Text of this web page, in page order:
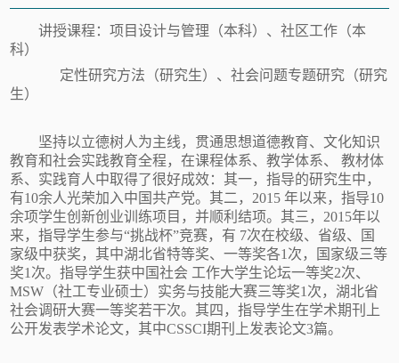
讲授课程：项目设计与管理（本科） 、社区工作（本
科）
定性研究方法（研究生） 、社会问题专题研究（研究
生）
坚持以立德树人为主线，贯通思想道德教育、文化知识
教育和社会实践教育全程，在课程体系、教学体系、
教材体
系、实践育人中取得了很好成效：其一，指导的研究生中，
有10余人光荣加入中国共产党。其二，2015 年以来，指导10
余项学生创新创业训练项目，并顺利结项。其三，2015年以
来，指导学生参与“挑战杯”竞赛，有 7次在校级、省级、国
家级中获奖，其中湖北省特等奖、一等奖各1次，国家级三等
奖1次。指导学生获中国社会 工作大学生论坛一等奖2次、
MSW（社工专业硕士）实务与技能大赛三等奖1次，湖北省
社会调研大赛一等奖若干次。其四，指导学生在学术期刊上
公开发表学术论文，其中CSSCI期刊上发表论文3篇。